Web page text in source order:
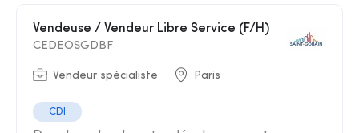
Vendeuse / Vendeur Libre Service (F/H)
CEDEOSGDBF
Vendeur spécialiste Paris
CDI